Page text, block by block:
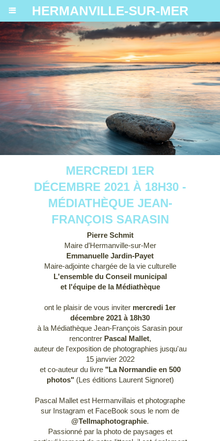
HERMANVILLE-SUR-MER
MERCREDI 1ER
DÉCEMBRE 2021 À 18H30 -
MÉDIATHÈQUE JEAN-
FRANÇOIS SARASIN
Pierre Schmit
Maire d’Hermanville-sur-Mer
Emmanuelle Jardin-Payet
Maire-adjointe chargée de la vie culturelle
L'ensemble du Conseil municipal
et l'équipe de la Médiathèque
ont le plaisir de vous inviter mercredi 1er
décembre 2021 à 18h30
à la Médiathèque Jean-François Sarasin pour
rencontrer Pascal Mallet,
auteur de l'exposition de photographies jusqu'au
15 janvier 2022
et co-auteur du livre "La Normandie en 500
photos" (Les éditions Laurent Signoret)
Pascal Mallet est Hermanvillais et photographe
sur Instagram et FaceBook sous le nom de
@Tellmaphotographie.
Passionné par la photo de paysages et